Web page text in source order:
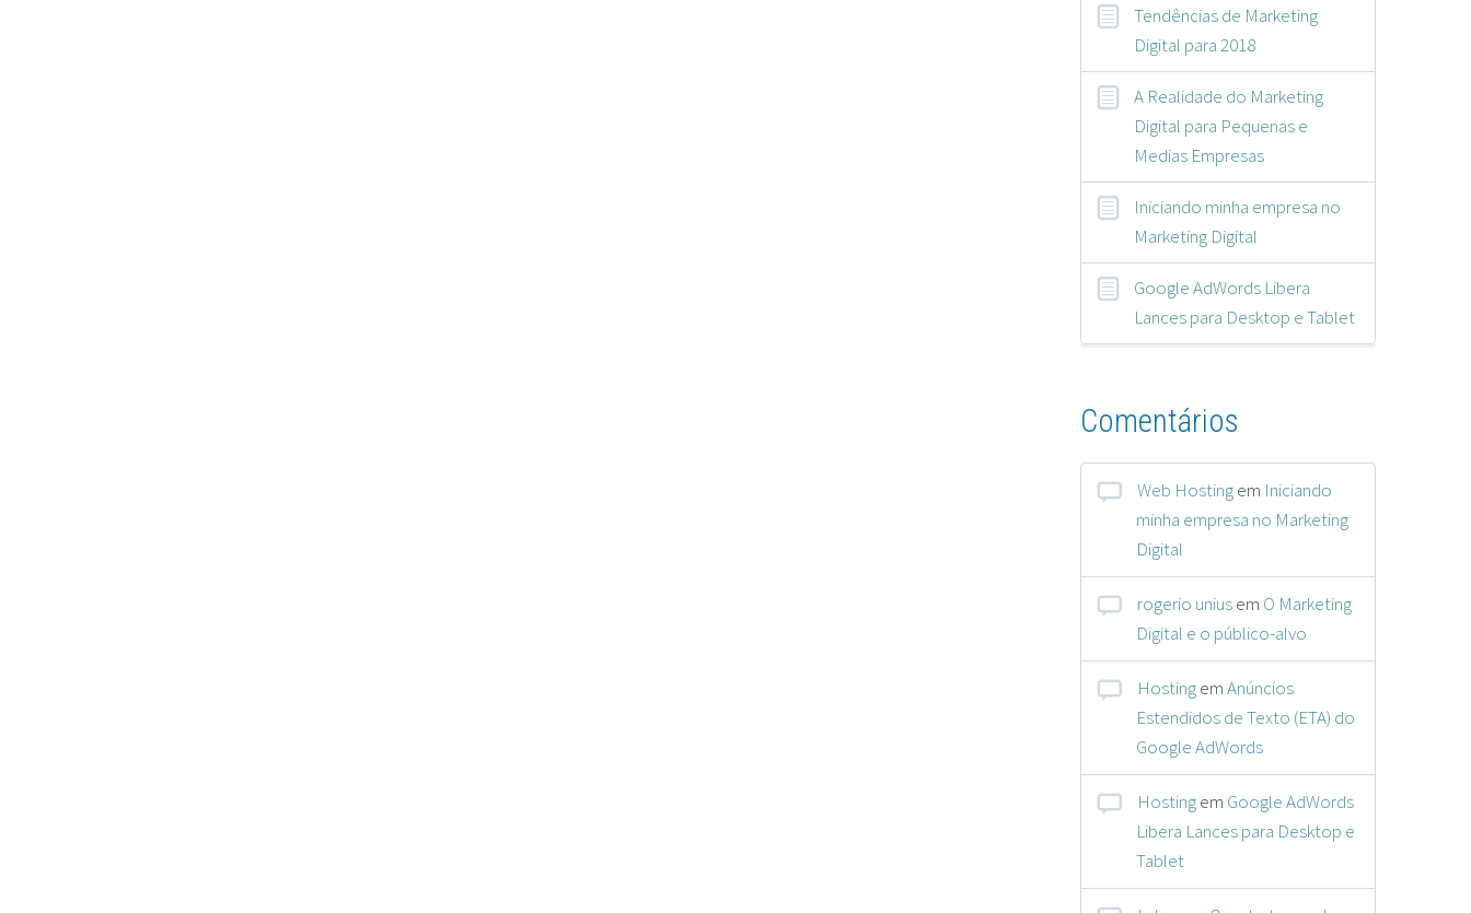
Tendências de Marketing
Digital para 2018
A Realidade do Marketing
Digital para Pequenas e
Medias Empresas
Iniciando minha empresa no
Marketing Digital
Google AdWords Libera
Lances para Desktop e Tablet
Comentários
Web Hostingem Iniciando
minha empresa no Marketing
Digital
rogerio uniusem O Marketing
Digital e o público-alvo
HostingemAnúncios
Estendidos de Texto (ETA) do
Google AdWords
Hostingem Google AdWords
Libera Lances para Desktop e
Tablet